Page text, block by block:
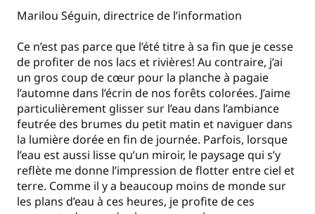
Marilou Séguin, directrice de l’information
Ce n’est pas parce que l’été titre à sa fin que je cesse
de profiter de nos lacs et rivières! Au contraire, j’ai
un gros coup de cœur pour la planche à pagaie
l’automne dans l’écrin de nos forêts colorées. J’aime
particulièrement glisser sur l’eau dans l’ambiance
feutrée des brumes du petit matin et naviguer dans
la lumière dorée en fin de journée. Parfois, lorsque
l’eau est aussi lisse qu’un miroir, le paysage qui s’y
reflète me donne l’impression de flotter entre ciel et
terre. Comme il y a beaucoup moins de monde sur
les plans d’eau à ces heures, je profite de ces